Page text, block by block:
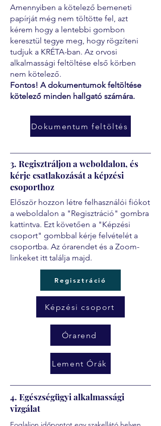
Amennyiben a kötelező bemeneti
papírját még nem töltötte fel, azt
kérem hogy a lentebbi gombon
keresztül tegye meg, hogy rögzíteni
tudjuk a KRÉTA-ban. Az orvosi
alkalmassági feltöltése első körben
nem kötelező.
Fontos! A dokumentumok feltöltése
kötelező minden hallgató számára.
Dokumentum feltöltés
3. Regisztráljon a weboldalon, és
kérje csatlakozását a képzési
csoporthoz
Először hozzon létre felhasználói fiókot
a weboldalon a "Regisztráció" gombra
kattintva. Ezt követően a "Képzési
csoport" gombbal kérje felvételét a
csoportba. Az órarendet és a Zoom-
linkeket itt találja majd.
Regisztráció
Képzési csoport
Órarend
Lement Órák
4. Egészségügyi alkalmassági
vizgálat